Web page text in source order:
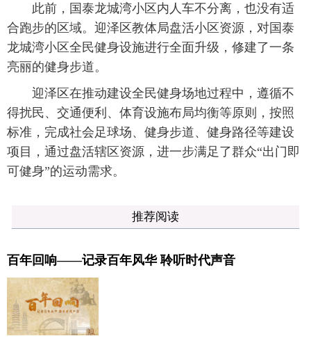
此前，国泰龙城湾小区内人车不分离，也没有适
合跑步的区域。迎泽区教体局盘活小区资源，对国泰
龙城湾小区全民健身设施进行全面升级，修建了一条
亮丽的健身步道。
迎泽区在推动建设全民健身场地过程中，遵循不
得扰民、交通便利、体育设施布局均衡等原则，按照
标准，完成社会足球场、健身步道、健身路径等建设
项目，通过盘活辖区资源，进一步满足了群众“出门即
可健身”的运动需求。
推荐阅读
百年回响——记录百年风华 聆听时代声音